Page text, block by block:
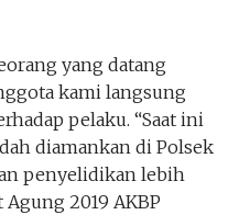
yang datang
kami langsung
pelaku. “Saat ini
diamankan di Polsek
penyelidikan lebih
2019 AKBP